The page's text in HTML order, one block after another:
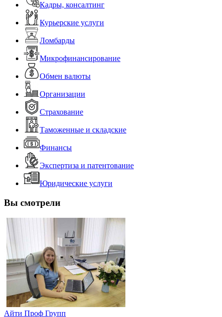
Кадры, консалтинг
Курьерские услуги
Ломбарды
Микрофинансирование
Обмен валюты
Организации
Страхование
Таможенные и складские
Финансы
Экспертиза и патентование
Юридические услуги
Вы смотрели
Айти Проф Групп